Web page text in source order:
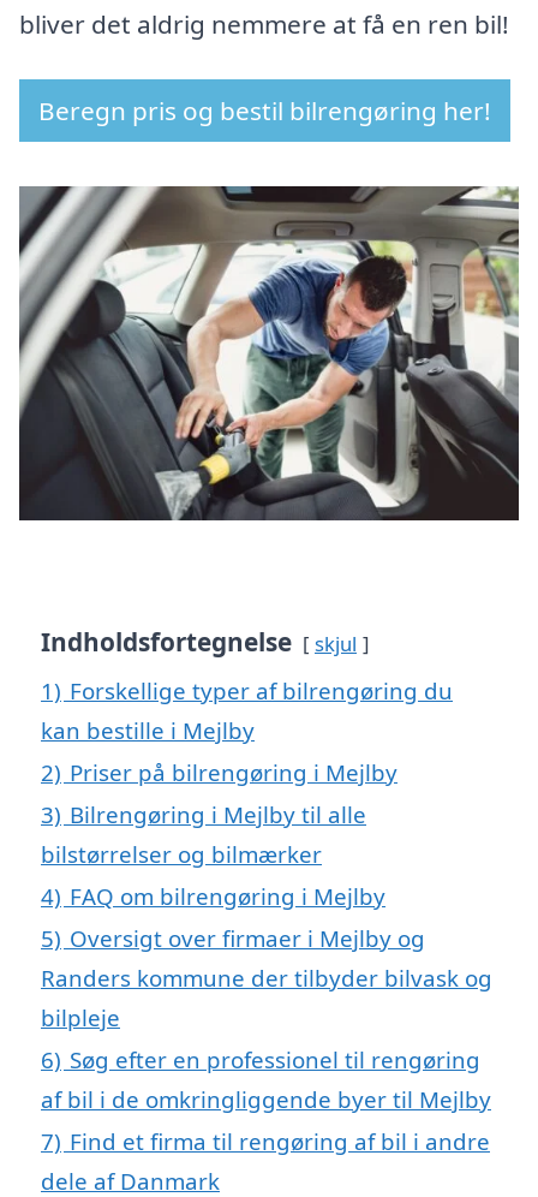
bliver det aldrig nemmere at få en ren bil!
Beregn pris og bestil bilrengøring her!
Indholdsfortegnelse skjul
1) Forskellige typer af bilrengøring du
kan bestille i Mejlby
2) Priser på bilrengøring i Mejlby
3) Bilrengøring i Mejlby til alle
bilstørrelser og bilmærker
4) FAQ om bilrengøring i Mejlby
5) Oversigt over firmaer i Mejlby og
Randers kommune der tilbyder bilvask og
bilpleje
6) Søg efter en professionel til rengøring
af bil i de omkringliggende byer til Mejlby
7) Find et firma til rengøring af bil i andre
dele af Danmark